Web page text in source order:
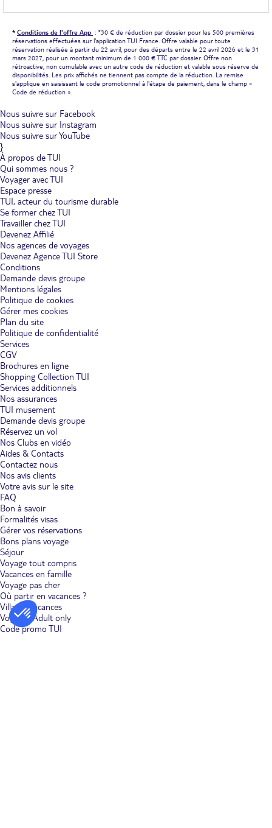
* Conditions de l'offre App : *30 € de réduction par dossier pour les 500 premières
réservations effectuées sur l'application TUI France. Offre valable pour toute
réservation réalisée à partir du 22 avril, pour des départs entre le 22 avril 2026 et le 31
mars 2027, pour un montant minimum de 1 000 € TTC par dossier. Offre non
rétroactive, non cumulable avec un autre code de réduction et valable sous réserve de
disponibilités. Les prix affichés ne tiennent pas compte de la réduction. La remise
s'applique en saisissant le code promotionnel à l'étape de paiement, dans le champ «
Code de réduction ».
Nous suivre sur Facebook
Nous suivre sur Instagram
Nous suivre sur YouTube
}
À propos de TUI
Qui sommes nous ?
Voyager avec TUI
Espace presse
TUI, acteur du tourisme durable
Se former chez TUI
Travailler chez TUI
Devenez Affilié
Nos agences de voyages
Devenez Agence TUI Store
Conditions
Demande devis groupe
Mentions légales
Politique de cookies
Gérer mes cookies
Plan du site
Politique de confidentialité
Services
CGV
Brochures en ligne
Shopping Collection TUI
Services additionnels
Nos assurances
TUI musement
Demande devis groupe
Réservez un vol
Nos Clubs en vidéo
Aides & Contacts
Contactez nous
Nos avis clients
Votre avis sur le site
FAQ
Bon à savoir
Formalités visas
Gérer vos réservations
Bons plans voyage
Séjour
Voyage tout compris
Vacances en famille
Voyage pas cher
Où partir en vacances ?
Villages vacances
Voyages Adult only
Code promo TUI